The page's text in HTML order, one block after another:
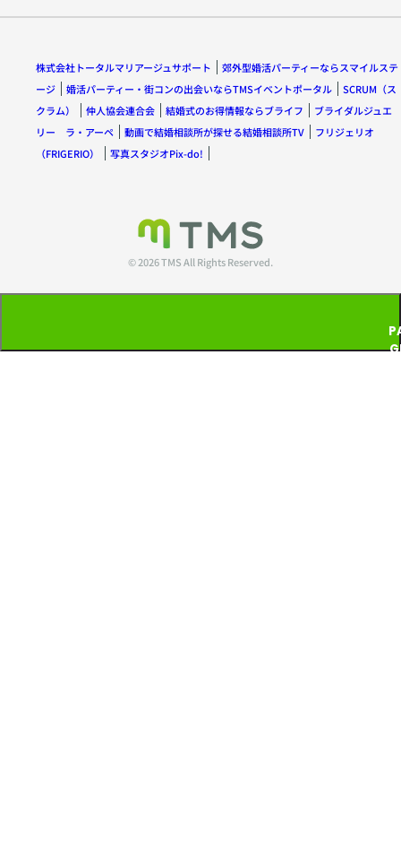
株式会社トータルマリアージュサポート
郊外型婚活パーティーならスマイルステ
ージ
婚活パーティー・街コンの出会いならTMSイベントポータル
SCRUM（ス
クラム）
仲人協会連合会 結婚式のお得情報ならブライフ
ブライダルジュエ
リー ラ・アーペ
動画で結婚相談所が探せる結婚相談所TV
フリジェリオ
（FRIGERIO）
写真スタジオPix-do!
© 2026 TMS All Rights Reserved.